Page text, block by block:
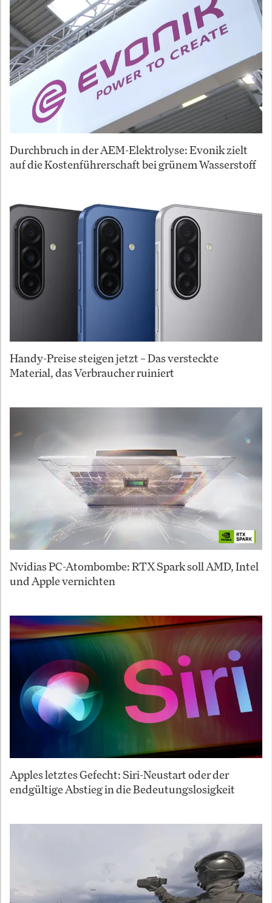
Durchbruch in der AEM-Elektrolyse: Evonik zielt
auf die Kostenführerschaft bei grünem Wasserstoff
Handy-Preise steigen jetzt – Das versteckte
Material, das Verbraucher ruiniert
Nvidias PC-Atombombe: RTX Spark soll AMD, Intel
und Apple vernichten
Apples letztes Gefecht: Siri-Neustart oder der
endgültige Abstieg in die Bedeutungslosigkeit